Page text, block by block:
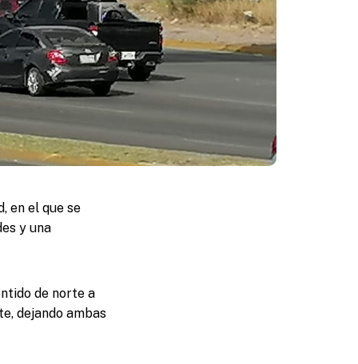
en el que se
y una
de norte a
dejando ambas